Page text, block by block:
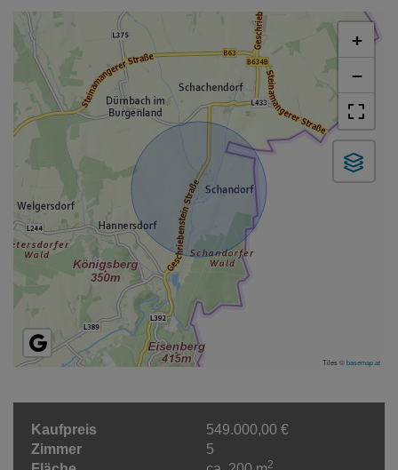
+
−
Tiles ©basemap.at
Kaufpreis
549.000,00 €
Zimmer
5
2